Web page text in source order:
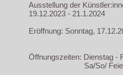
Ausstellung der
19.12.2023 - 21.1.2024
Eröffnung: Sonntag,
Öffnungszeiten: Dienstag -
Sa/So/ Feiertage